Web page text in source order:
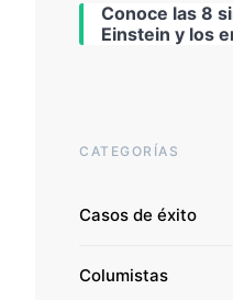
Conoce las 8
Einstein y los
CATEGORÍAS
Casos de éxito
Columistas